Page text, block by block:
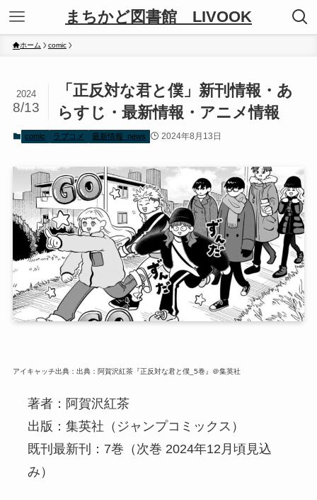
まちかど図書館 LIVOOK
ホーム comic
「正反対な君と僕」新刊情報・あ
らすじ・最新情報・アニメ情報
2024
8/13
comic ラブコメ 最新情報_news 2024年8月13日
アイキャッチ出典：出典：阿賀沢紅茶『正反対な君と僕_5巻』＠集英社
著者：阿賀沢紅茶
出版：集英社（ジャンプコミックス）
既刊最新刊：7巻（次巻 2024年12月頃見込
み）